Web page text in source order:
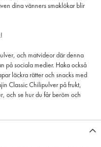
dina vänners smaklökar blir
och matvideor där denna
på sociala medier. Haka också
läckra rätter och snacks med
Classic Chilipulver på frukt,
och se hur du får beröm och